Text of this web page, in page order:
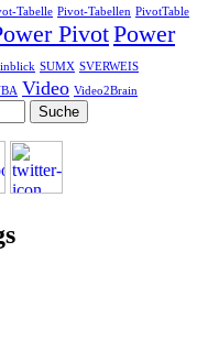
Tabelle Pivot-Tabellen PivotTable
PivotPower
SUMX SVERWEIS
Video Video2Brain